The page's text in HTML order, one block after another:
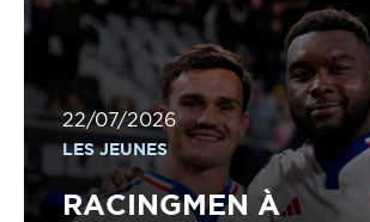
22/07/2026
LES JEUNES
RACINGMEN À